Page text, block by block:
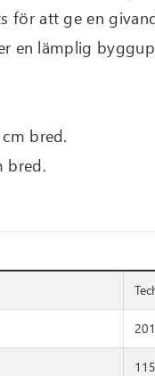
för att ge en
en lämplig
bred.
bred.